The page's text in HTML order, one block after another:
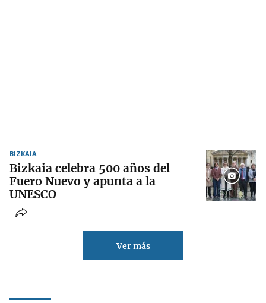
BIZKAIA
Bizkaia celebra 500 años del
Fuero Nuevo y apunta a la
UNESCO
Ver más